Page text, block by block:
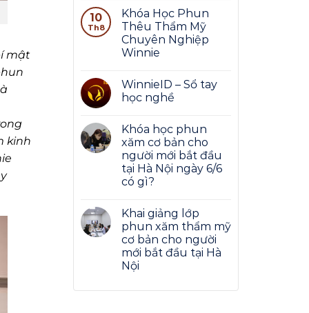
mật
kinh
10
Th8
Khóa Học Phun
Thêu Thẩm Mỹ
Chuyên Nghiệp
Winnie
WinnieID – Sổ tay
học nghề
Khóa học phun
xăm cơ bản cho
người mới bắt đầu
tại Hà Nội ngày 6/6
có gì?
Khai giảng lớp
phun xăm thẩm mỹ
cơ bản cho người
mới bắt đầu tại Hà
Nội